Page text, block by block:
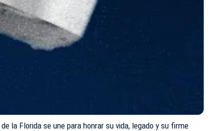
la Florida se une para honrar su vida, legado y su firme